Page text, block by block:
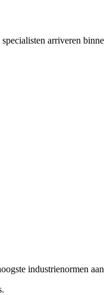
arriveren
industrienormen